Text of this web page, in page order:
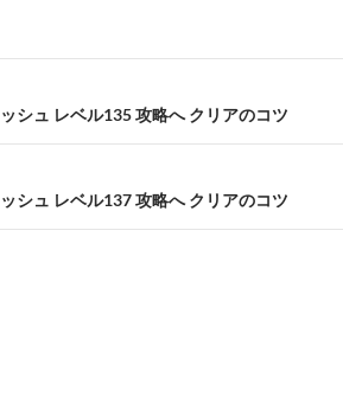
シュ レベル135 攻略へ クリアのコツ
シュ レベル137 攻略へ クリアのコツ